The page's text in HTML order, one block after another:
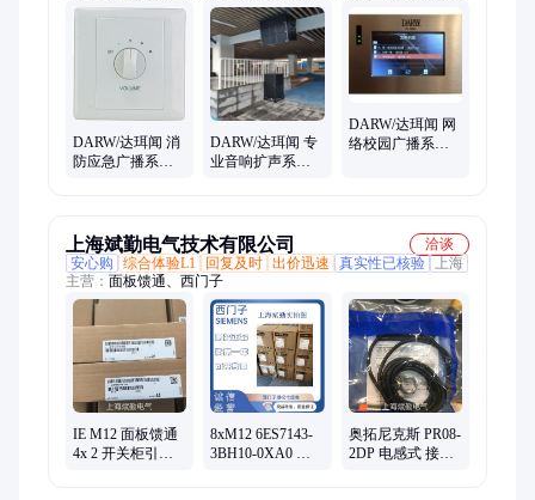
议话筒、公园广播、背景音乐、对讲广播、广播音箱、卡包音
箱、公共广播、广播设备、喇叭音箱、壁挂音箱、音箱设备、智
能广播、无线话筒、喇叭天花、线阵音箱、数字广播、视频会
议、广播功放、音响喇叭、无线会议
DARW/达珥闻 消
防应急广播系统
DARW/达珥闻 专
业音响扩声系统
DARW/达珥闻 网
络校园广播系统
上海斌勤电气技术有限公司
洽谈
安心购
综合体验L1 回复及时 出价迅速 真实性已核验
上海
主营： 面板馈通、西门子
IE M12 面板馈通
4x 2 开关柜引线
8xM12 6ES7143-
3BH10-0XA0 西
奥拓尼克斯 PR08-
2DP 电感式 接近